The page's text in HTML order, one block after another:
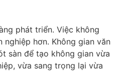
phát triển. Việc không
nghiệp hơn. Không gian văn
sàn để tạo không gian vừa
vừa sang trọng lại vừa